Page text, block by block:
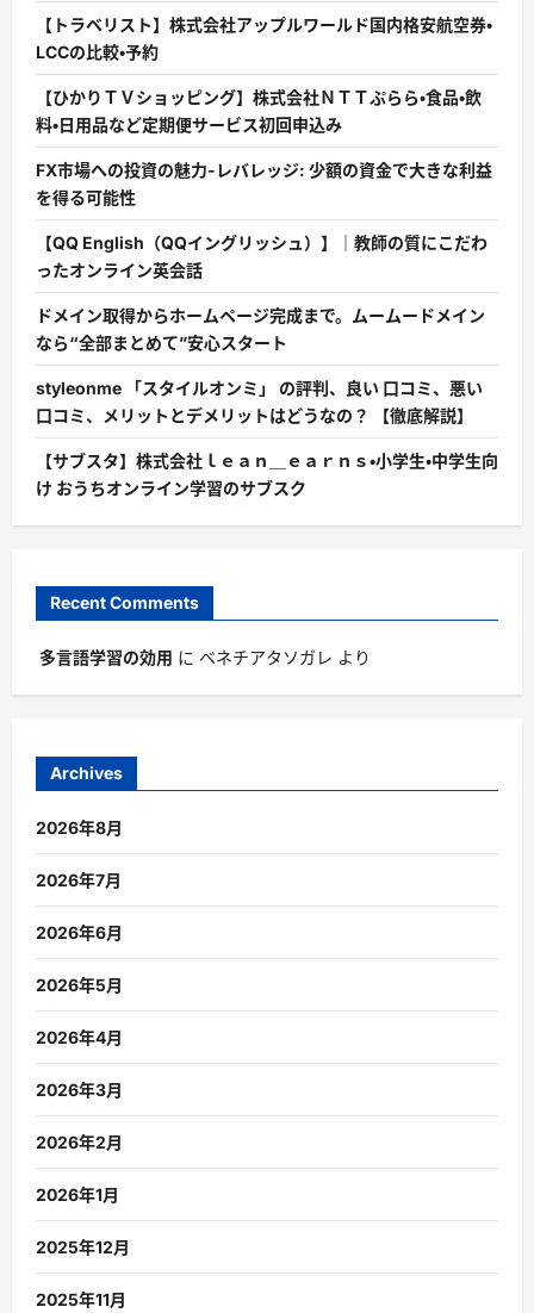
【トラベリスト】株式会社アップルワールド国内格安航空券・
LCCの比較・予約
【ひかりＴＶショッピング】株式会社ＮＴＴぷらら・食品・飲
料・日用品など定期便サービス初回申込み
FX市場への投資の魅力-レバレッジ: 少額の資金で大きな利益
を得る可能性
【QQ English（QQイングリッシュ）】｜教師の質にこだわ
ったオンライン英会話
ドメイン取得からホームページ完成まで。ムームードメイン
なら“全部まとめて”安心スタート
styleonme 「スタイルオンミ」 の評判、良い 口コミ、悪い
口コミ、メリットとデメリットはどうなの？ 【徹底解説】
【サブスタ】株式会社ｌｅａｎ＿ｅａｒｎｓ・小学生・中学生向
け おうちオンライン学習のサブスク
Recent Comments
多言語学習の効用 に ベネチアタソガレ より
Archives
2026年8月
2026年7月
2026年6月
2026年5月
2026年4月
2026年3月
2026年2月
2026年1月
2025年12月
2025年11月